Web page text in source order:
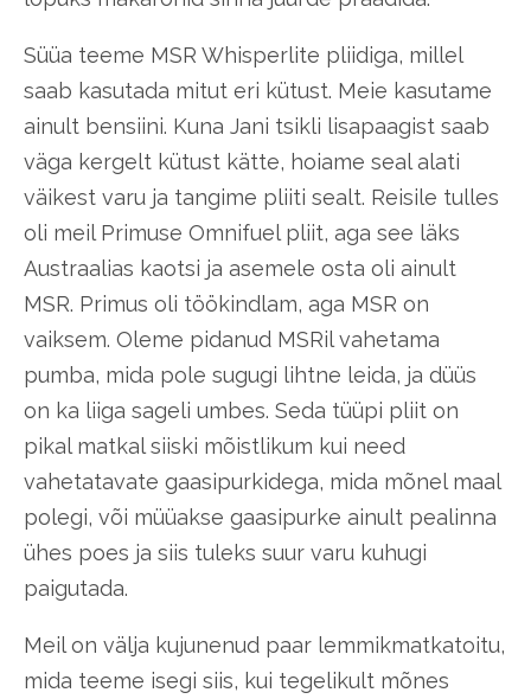
Süüa teeme MSR Whisperlite pliidiga, millel
saab kasutada mitut eri kütust. Meie kasutame
ainult bensiini. Kuna Jani tsikli lisapaagist saab
väga kergelt kütust kätte, hoiame seal alati
väikest varu ja tangime pliiti sealt. Reisile tulles
oli meil Primuse Omnifuel pliit, aga see läks
Austraalias kaotsi ja asemele osta oli ainult
MSR. Primus oli töökindlam, aga MSR on
vaiksem. Oleme pidanud MSRil vahetama
pumba, mida pole sugugi lihtne leida, ja düüs
on ka liiga sageli umbes. Seda tüüpi pliit on
pikal matkal siiski mõistlikum kui need
vahetatavate gaasipurkidega, mida mõnel maal
polegi, või müüakse gaasipurke ainult pealinna
ühes poes ja siis tuleks suur varu kuhugi
paigutada.
Meil on välja kujunenud paar lemmikmatkatoitu,
mida teeme isegi siis, kui tegelikult mõnes